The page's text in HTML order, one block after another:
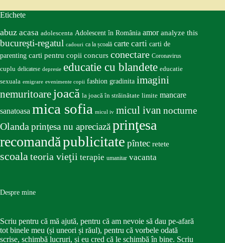
Etichete
abuz acasa adolescenta Adolescent în România amor analyze this
bucureşti-regatul cadouri ca la școală carte carti carti de
parenting carti pentru copii concurs conectare Coronavirus
cuplu delicatese depresie educatie cu blandete educatie
sexuala emigrare evenimente copii fashion gradinita imagini
nemuritoare joacă la joacă în străinătate limite mancare
sanatoasa mica sofia micul iv micul ivan nocturne
Olandaprinţesa nu apreciazăprinţesa
recomandăpublicitate pîntec retete
scoalateoria vieţii terapie umanitar vacanta
Despre mine
Scriu pentru că mă ajută, pentru că am nevoie să dau pe-afară
tot binele meu (și uneori și răul), pentru că vorbele odată
scrise, schimbă lucruri, și eu cred că le schimbă în bine. Scriu